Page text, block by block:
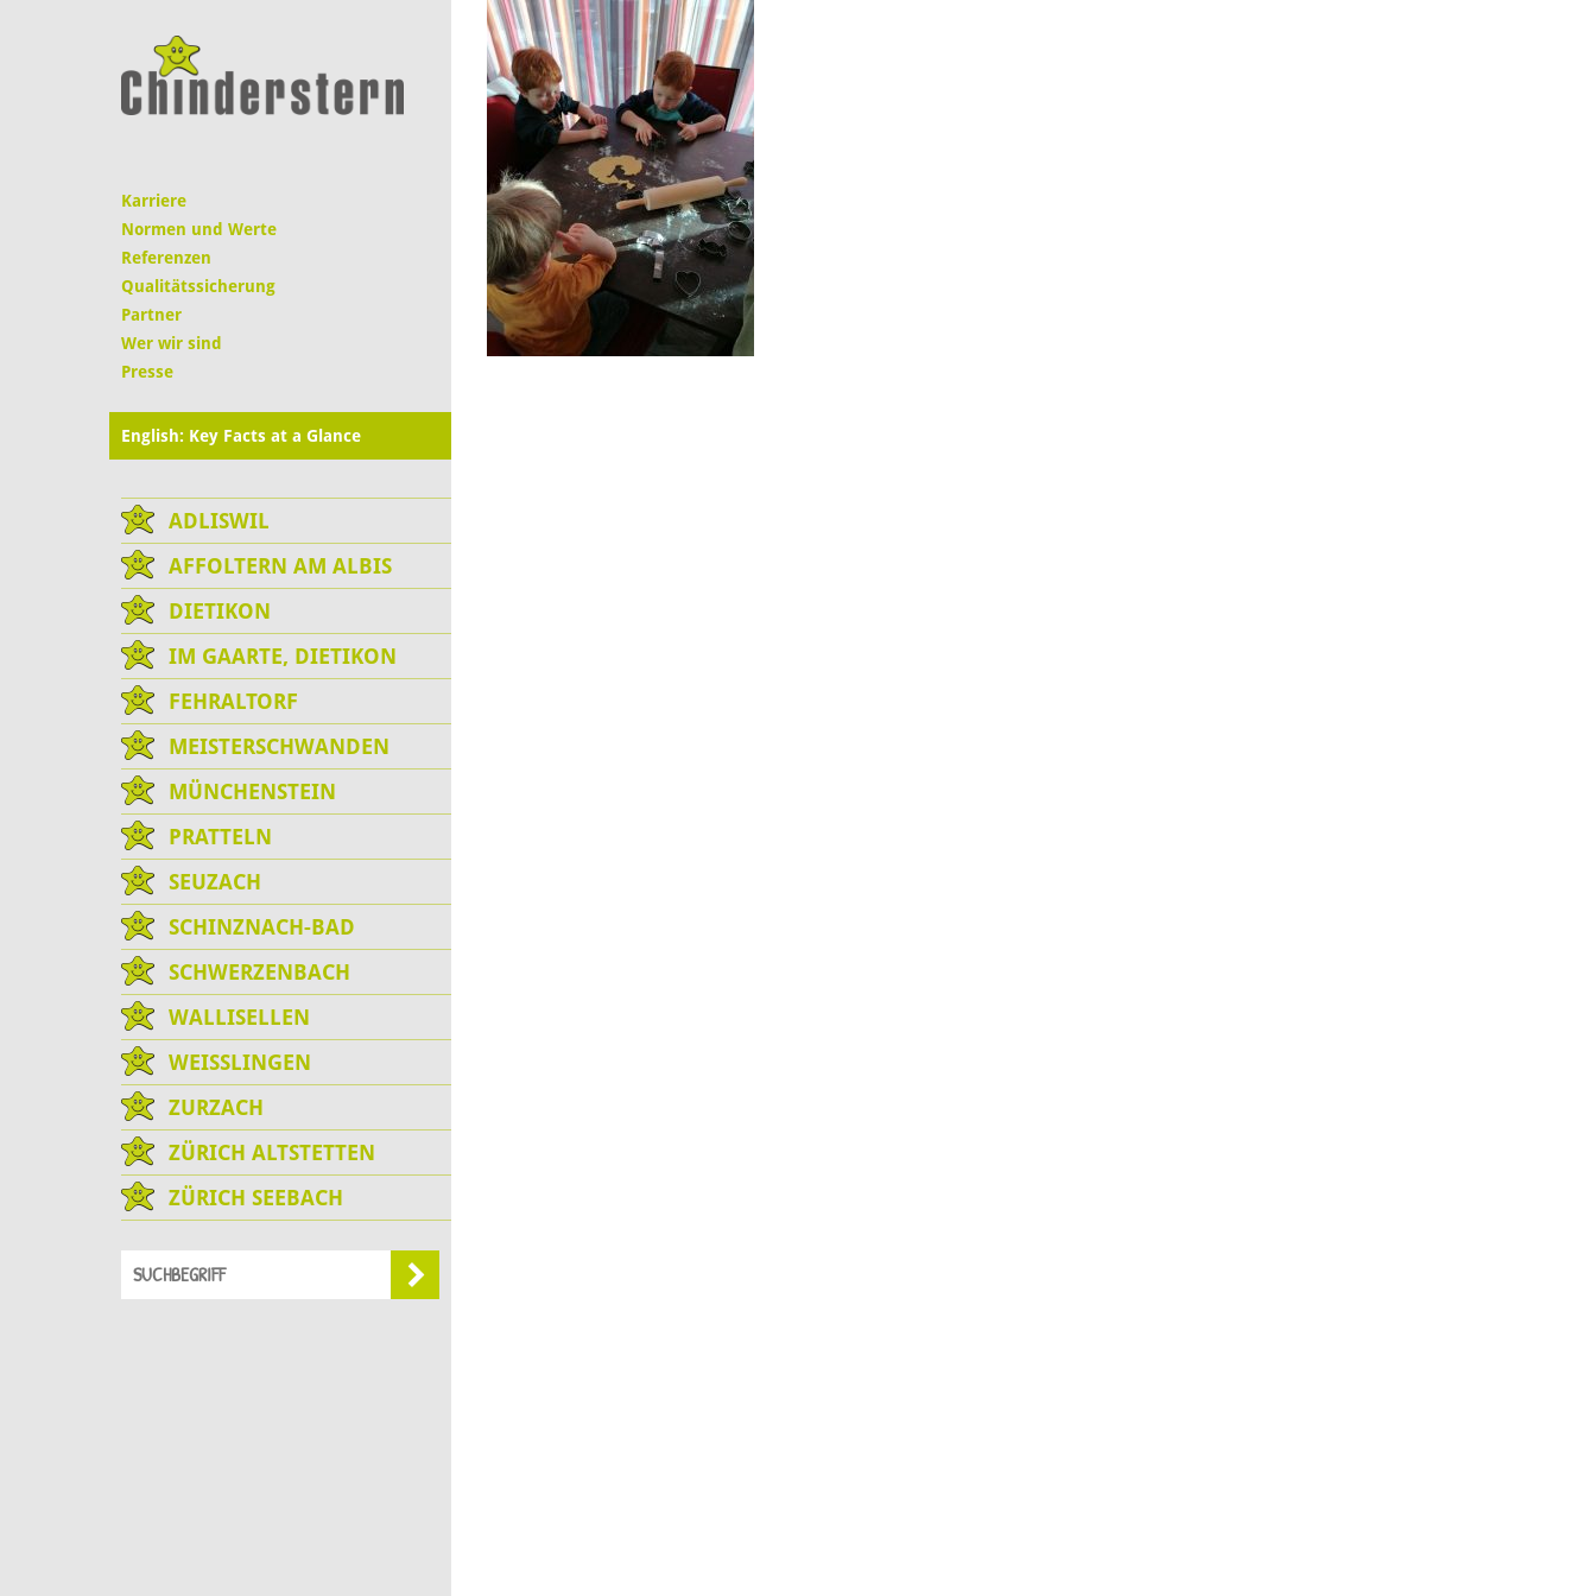
Karriere
Normen und Werte
Referenzen
Qualitätssicherung
Partner
Wer wir sind
Presse
English: Key Facts at a Glance
ADLISWIL
AFFOLTERN AM ALBIS
DIETIKON
IM GAARTE, DIETIKON
FEHRALTORF
MEISTERSCHWANDEN
MÜNCHENSTEIN
PRATTELN
SEUZACH
SCHINZNACH-BAD
SCHWERZENBACH
WALLISELLEN
WEISSLINGEN
ZURZACH
ZÜRICH ALTSTETTEN
ZÜRICH SEEBACH